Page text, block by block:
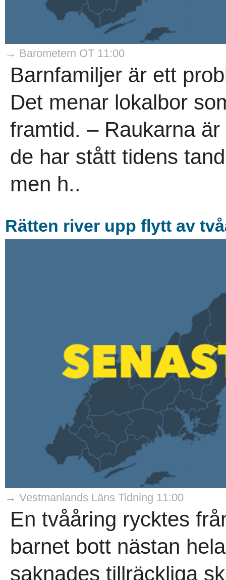
→ Barometern OT 11:00
Barnfamiljer är ett
Det menar lokalbor
framtid. – Raukarna
de har stått tidens
men h..
Rätten river upp flytt av
→ Vestmanlands Läns Tidning 11:00
En tvååring rycktes
barnet bott nästan
saknades tillräckliga